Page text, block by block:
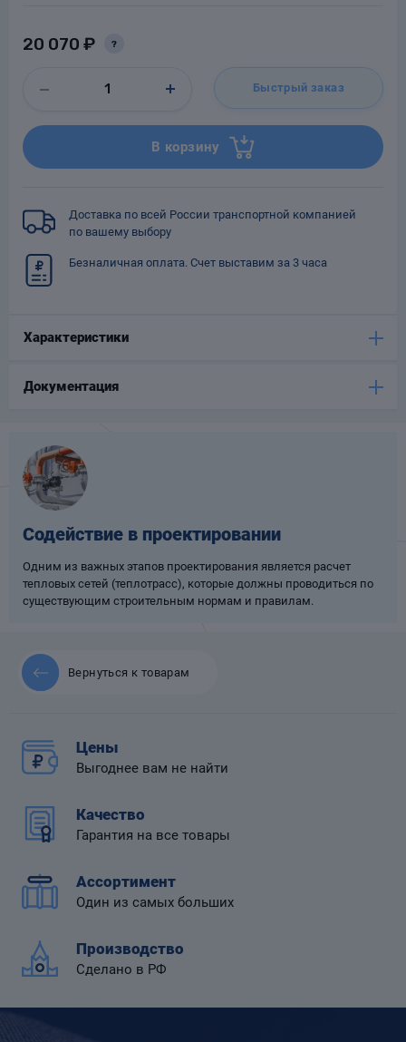
20 070 ₽ ?
Быстрый заказ
В корзину
Доставка по всей России транспортной компанией
по вашему выбору
Безналичная оплата. Счет выставим за 3 часа
Характеристики
Документация
Содействие в проектировании
Одним из важных этапов проектирования является расчет
тепловых сетей (теплотрасс), которые должны проводиться по
существующим строительным нормам и правилам.
Вернуться к товарам
Цены
Выгоднее вам не найти
Качество
Гарантия на все товары
Ассортимент
Один из самых больших
Производство
Сделано в РФ